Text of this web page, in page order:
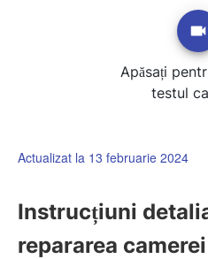
Apăsați
testul
Actualizat la 13 februarie 2024
Instrucțiuni
repararea